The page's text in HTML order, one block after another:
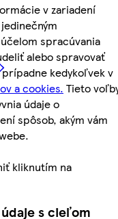
v zariadení
spracúvania
alebo spravovať
kedykoľvek v
a cookies. Tieto
údaje o
spôsob, akým vám
kliknutím na
s cieľom